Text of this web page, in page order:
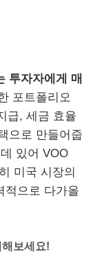
투자자에게 매
포트폴리오
급, 세금 효율
으로 만들어줍
있어 VOO
미국 시장의
적으로 다가올
보세요!